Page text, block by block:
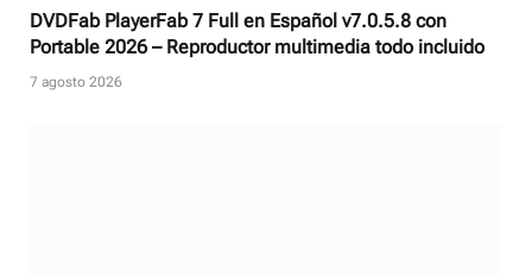
DVDFab PlayerFab 7 Full en Español v7.0.5.8 con
Portable 2026 – Reproductor multimedia todo incluido
7 agosto 2026